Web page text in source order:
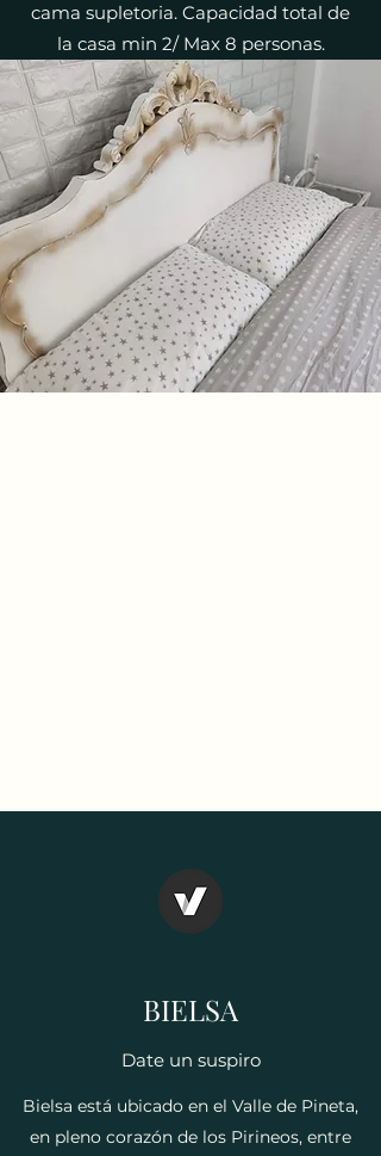
cama supletoria. Capacidad total de
la casa min 2/ Max 8 personas.
BIELSA
Date un suspiro
Bielsa está ubicado en el Valle de Pineta,
en pleno corazón de los Pirineos, entre